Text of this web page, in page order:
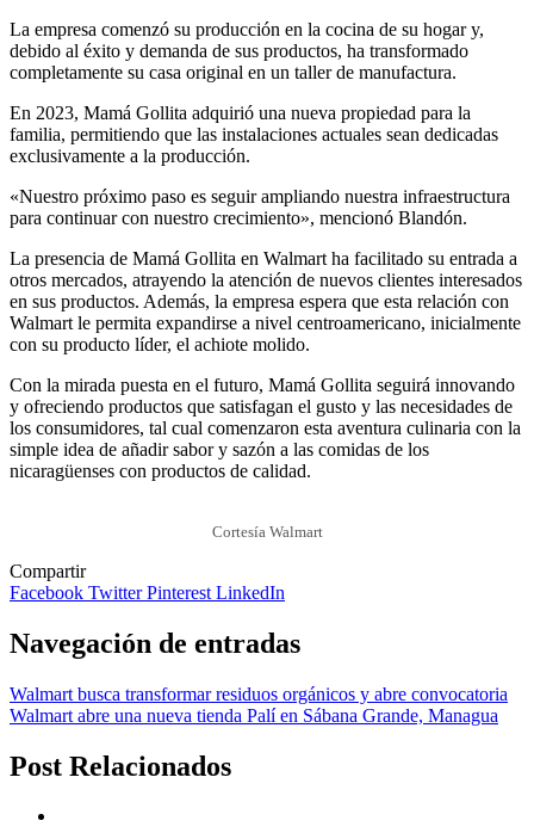
La empresa comenzó su producción en la cocina de su hogar y,
debido al éxito y demanda de sus productos, ha transformado
completamente su casa original en un taller de manufactura.
En 2023, Mamá Gollita adquirió una nueva propiedad para la
familia, permitiendo que las instalaciones actuales sean dedicadas
exclusivamente a la producción.
«Nuestro próximo paso es seguir ampliando nuestra infraestructura
para continuar con nuestro crecimiento», mencionó Blandón.
La presencia de Mamá Gollita en Walmart ha facilitado su entrada a
otros mercados, atrayendo la atención de nuevos clientes interesados
en sus productos. Además, la empresa espera que esta relación con
Walmart le permita expandirse a nivel centroamericano, inicialmente
con su producto líder, el achiote molido.
Con la mirada puesta en el futuro, Mamá Gollita seguirá innovando
y ofreciendo productos que satisfagan el gusto y las necesidades de
los consumidores, tal cual comenzaron esta aventura culinaria con la
simple idea de añadir sabor y sazón a las comidas de los
nicaragüenses con productos de calidad.
Cortesía Walmart
Compartir
Facebook TwitterPinterest LinkedIn
Navegación de entradas
Walmart busca transformar residuos orgánicos y abre convocatoria
Walmart abre una nueva tienda Palí en Sábana Grande, Managua
Post Relacionados